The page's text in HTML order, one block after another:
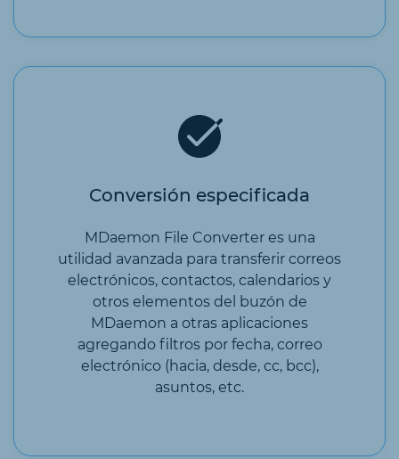
Conversión especificada
MDaemon File Converter es una
utilidad avanzada para transferir correos
electrónicos, contactos, calendarios y
otros elementos del buzón de
MDaemon a otras aplicaciones
agregando filtros por fecha, correo
electrónico (hacia, desde, cc, bcc),
asuntos, etc.